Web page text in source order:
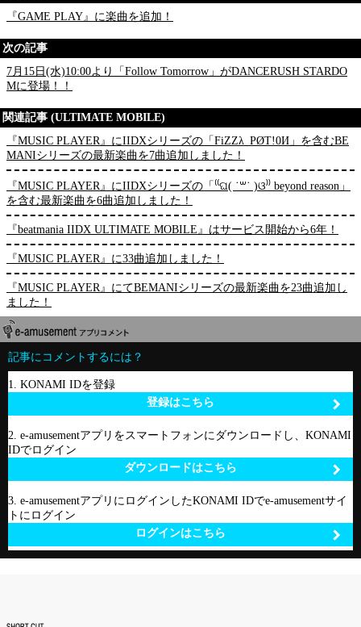
『GAME PLAY』に楽曲を追加！
次の記事
7月15日(水)10:00より「Follow Tomorrow」がDANCERUSH STARDO
Mに登場！！
関連記事 (ULTIMATE MOBILE)
『MUSIC PLAYER』にIIDXシリーズの「FiZZλ_PØT!0И」を含むBE
MANIシリーズの最新楽曲を7曲追加しました！
『MUSIC PLAYER』にIIDXシリーズの「⁽⁽ଘ( ˙꒳˙ )ଓ⁾⁾ beyond reason」
を含む最新楽曲を6曲追加しました！
『beatmania IIDX ULTIMATE MOBILE』はサービス開始から6年！
『MUSIC PLAYER』に33曲追加しました！
『MUSIC PLAYER』にてBEMANIシリーズの最新楽曲を23曲追加し
ました！
記事にコメントするには？
1. KONAMI IDを登録
登録はこちら
2. e-amusementアプリをスマートフォンにダウンロードし、KONAMI
IDでログイン
ダウンロードはこちら
3. e-amusementアプリにログインしたKONAMI IDでe-amusementサイ
トにログイン
ログインはこちら